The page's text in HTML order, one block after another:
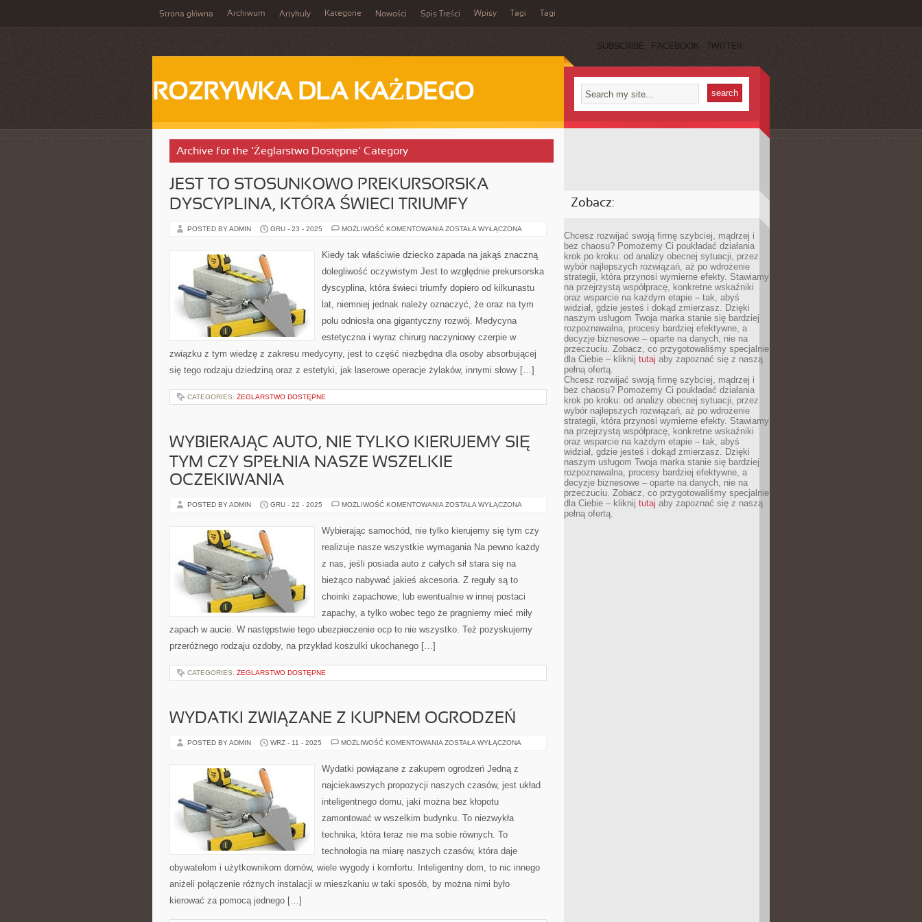
Strona główna Archiwum Artykuły Kategorie Nowości Spis Treści Wpisy Tagi Tagi
SUBSCRIBE FACEBOOK TWITTER
ROZRYWKA DLA KAŻDEGO
Archive for the ‘Żeglarstwo Dostępne’ Category
JEST TO STOSUNKOWO PREKURSORSKA
DYSCYPLINA, KTÓRA ŚWIECI TRIUMFY
POSTED BY ADMIN GRU - 23 - 2025 MOŻLIWOŚĆ KOMENTOWANIA JEST
PREKURSORSKA
DYSCYPLINA,
ŚWIECI
ZOSTAŁA WYŁĄCZONA
Kiedy tak właściwie dziecko zapada na jakąś znaczną
dolegliwość oczywistym Jest to względnie prekursorska
dyscyplina, która świeci triumfy dopiero od kilkunastu
lat, niemniej jednak należy oznaczyć, że oraz na tym
polu odniosła ona gigantyczny rozwój. Medycyna
estetyczna i wyraz chirurg naczyniowy czerpie w
związku z tym wiedzę z zakresu medycyny, jest to część niezbędna dla osoby absorbującej
się tego rodzaju dziedziną oraz z estetyki, jak laserowe operacje żylaków, innymi słowy […]
CATEGORIES: ŻEGLARSTWO DOSTĘPNE
WYBIERAJĄC AUTO, NIE TYLKO KIERUJEMY SIĘ
TYM CZY SPEŁNIA NASZE WSZELKIE
OCZEKIWANIA
POSTED BY ADMIN GRU - 22 - 2025 MOŻLIWOŚĆ KOMENTOWANIA WYBIERAJĄC
TYLKO
KIERUJEMY
TYM
SPEŁNIA
WSZELKIE
OCZEKIWANIA
ZOSTAŁA WYŁĄCZONA
Wybierając samochód, nie tylko kierujemy się tym czy
realizuje nasze wszystkie wymagania Na pewno każdy
z nas, jeśli posiada auto z całych sił stara się na
bieżąco nabywać jakieś akcesoria. Z reguły są to
choinki zapachowe, lub ewentualnie w innej postaci
zapachy, a tylko wobec tego że pragniemy mieć miły
zapach w aucie. W następstwie tego ubezpieczenie ocp to nie wszystko. Też pozyskujemy
przeróżnego rodzaju ozdoby, na przykład koszulki ukochanego […]
CATEGORIES: ŻEGLARSTWO DOSTĘPNE
WYDATKI ZWIĄZANE Z KUPNEM OGRODZEŃ
POSTED BY ADMIN WRZ - 11 - 2025 MOŻLIWOŚĆ KOMENTOWANIA WYDATKI
KUPNEM
OGRODZEŃ
ZOSTAŁA WYŁĄCZONA
Wydatki powiązane z zakupem ogrodzeń Jedną z
najciekawszych propozycji naszych czasów, jest układ
inteligentnego domu, jaki można bez kłopotu
zamontować w wszelkim budynku. To niezwykła
technika, która teraz nie ma sobie równych. To
technologia na miarę naszych czasów, która daje
obywatelom i użytkownikom domów, wiele wygody i komfortu. Inteligentny dom, to nic innego
aniżeli połączenie różnych instalacji w mieszkaniu w taki sposób, by można nimi było
kierować za pomocą jednego […]
Zobacz:
Chcesz rozwijać swoją firmę szybciej, mądrzej i
bez chaosu? Pomożemy Ci poukładać działania
krok po kroku: od analizy obecnej sytuacji, przez
wybór najlepszych rozwiązań, aż po wdrożenie
strategii, która przynosi wymierne efekty. Stawiamy
na przejrzystą współpracę, konkretne wskaźniki
oraz wsparcie na każdym etapie – tak, abyś
widział, gdzie jesteś i dokąd zmierzasz. Dzięki
naszym usługom Twoja marka stanie się bardziej
rozpoznawalna, procesy bardziej efektywne, a
decyzje biznesowe – oparte na danych, nie na
przeczuciu. Zobacz, co przygotowaliśmy specjalnie
dla Ciebie – kliknij tutaj aby zapoznać się z naszą
pełną ofertą.
Chcesz rozwijać swoją firmę szybciej, mądrzej i
bez chaosu? Pomożemy Ci poukładać działania
krok po kroku: od analizy obecnej sytuacji, przez
wybór najlepszych rozwiązań, aż po wdrożenie
strategii, która przynosi wymierne efekty. Stawiamy
na przejrzystą współpracę, konkretne wskaźniki
oraz wsparcie na każdym etapie – tak, abyś
widział, gdzie jesteś i dokąd zmierzasz. Dzięki
naszym usługom Twoja marka stanie się bardziej
rozpoznawalna, procesy bardziej efektywne, a
decyzje biznesowe – oparte na danych, nie na
przeczuciu. Zobacz, co przygotowaliśmy specjalnie
dla Ciebie – kliknij tutaj aby zapoznać się z naszą
pełną ofertą.